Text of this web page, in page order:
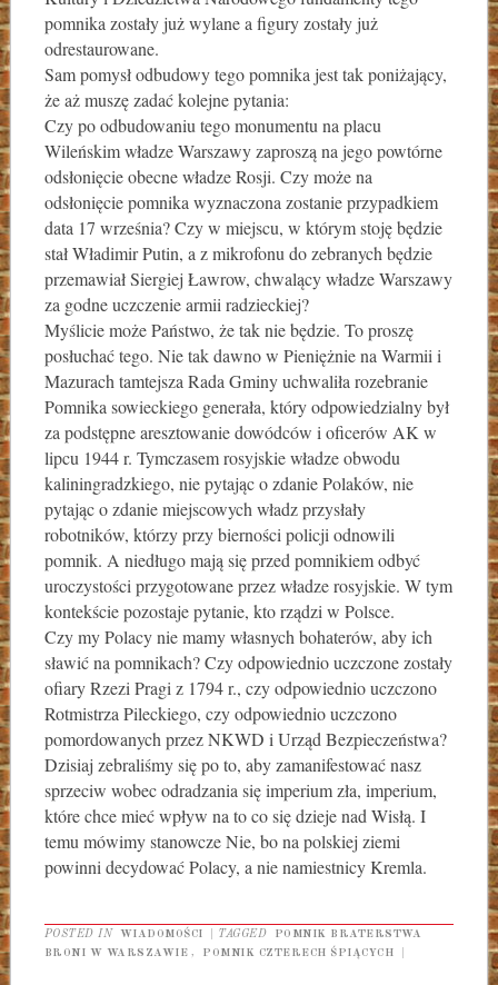
pomnika zostały już wylane a figury zostały już
odrestaurowane.
Sam pomysł odbudowy tego pomnika jest tak poniżający,
że aż muszę zadać kolejne pytania:
Czy po odbudowaniu tego monumentu na placu
Wileńskim władze Warszawy zaproszą na jego powtórne
odsłonięcie obecne władze Rosji. Czy może na
odsłonięcie pomnika wyznaczona zostanie przypadkiem
data 17 września? Czy w miejscu, w którym stoję będzie
stał Władimir Putin, a z mikrofonu do zebranych będzie
przemawiał Siergiej Ławrow, chwalący władze Warszawy
za godne uczczenie armii radzieckiej?
Myślicie może Państwo, że tak nie będzie. To proszę
posłuchać tego. Nie tak dawno w Pieniężnie na Warmii i
Mazurach tamtejsza Rada Gminy uchwaliła rozebranie
Pomnika sowieckiego generała, który odpowiedzialny był
za podstępne aresztowanie dowódców i oficerów AK w
lipcu 1944 r. Tymczasem rosyjskie władze obwodu
kaliningradzkiego, nie pytając o zdanie Polaków, nie
pytając o zdanie miejscowych władz przysłały
robotników, którzy przy bierności policji odnowili
pomnik. A niedługo mają się przed pomnikiem odbyć
uroczystości przygotowane przez władze rosyjskie. W tym
kontekście pozostaje pytanie, kto rządzi w Polsce.
Czy my Polacy nie mamy własnych bohaterów, aby ich
sławić na pomnikach? Czy odpowiednio uczczone zostały
ofiary Rzezi Pragi z 1794 r., czy odpowiednio uczczono
Rotmistrza Pileckiego, czy odpowiednio uczczono
pomordowanych przez NKWD i Urząd Bezpieczeństwa?
Dzisiaj zebraliśmy się po to, aby zamanifestować nasz
sprzeciw wobec odradzania się imperium zła, imperium,
które chce mieć wpływ na to co się dzieje nad Wisłą. I
temu mówimy stanowcze Nie, bo na polskiej ziemi
powinni decydować Polacy, a nie namiestnicy Kremla.
POSTED IN WIADOMOŚCI TAGGED
POMNIK BRATERSTWA
BRONI W WARSZAWIE , POMNIK CZTERECH ŚPIĄCYCH